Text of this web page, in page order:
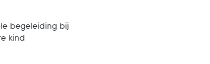
begeleiding bij
kind